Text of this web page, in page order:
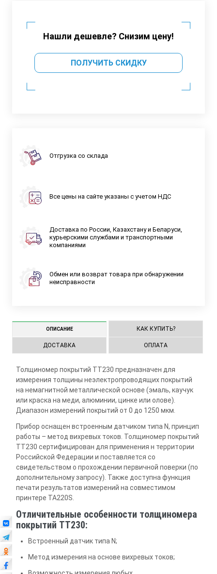
Нашли дешевле? Снизим цену!
ПОЛУЧИТЬ СКИДКУ
Отгрузка со склада
Все цены на сайте указаны с учетом НДС
Доставка по России, Казахстану и Беларуси,
курьерскими службами и транспортными
компаниями
Обмен или возврат товара при обнаружении
неисправности
ОПИСАНИЕ КАК КУПИТЬ?
ДОСТАВКА ОПЛАТА
Толщиномер покрытий TT230 предназначен для
измерения толщины неэлектропроводящих покрытий
на немагнитной металлической основе (эмаль, каучук
или краска на меди, алюминии, цинке или олове).
Диапазон измерений покрытий от 0 до 1250 мкм.
Прибор оснащен встроенным датчиком типа N, принцип
работы – метод вихревых токов. Толщиномер покрытий
TT230 сертифицирован для применения н территории
Российской Федерации и поставляется со
свидетельством о прохождении первичной поверки (по
дополнительному запросу). Также доступна функция
печати результатов измерений на совместимом
принтере TA220S.
Отличительные особенности толщиномера
покрытий TT230:
Встроенный датчик типа N;
Метод измерения на основе вихревых токов;